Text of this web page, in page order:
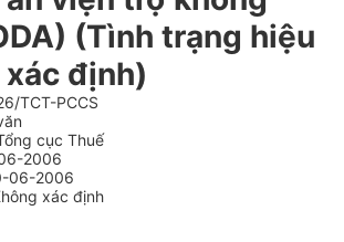
(Tình trạng hiệu
định)
TCT-PCCS
cục Thuế
2006
06-2006
xác định